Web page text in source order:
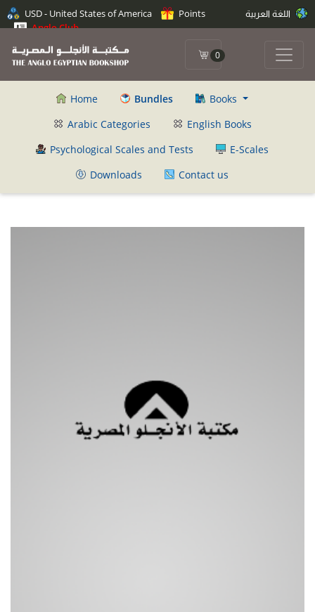
USD - United States of America
Points
Anglo Club
0
Home Bundles
Books
Arabic Categories
English Books
Psychological Scales and Tests
E-Scales
Downloads
Contact us